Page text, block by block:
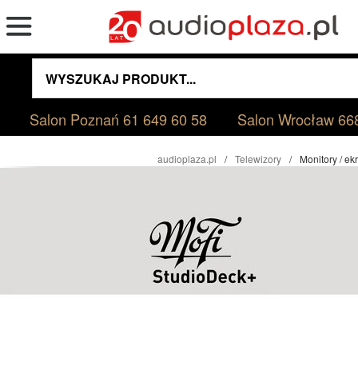
Salon Poznań61 649 60 58 Salon Wrocław
audioplaza.pl Telewizory Monitory /